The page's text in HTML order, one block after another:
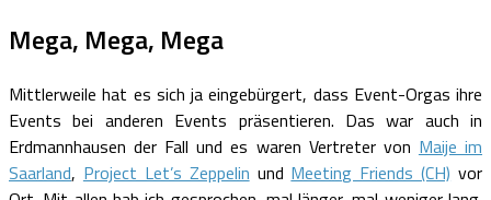
Mega, Mega, Mega
Mittlerweile hat es sich ja eingebürgert, dass Event-Orgas ihre
Events bei anderen Events präsentieren. Das war auch in
Erdmannhausen der Fall und es waren Vertreter von Maije im
Saarland, Project Let’s Zeppelin und Meeting Friends (CH) vor